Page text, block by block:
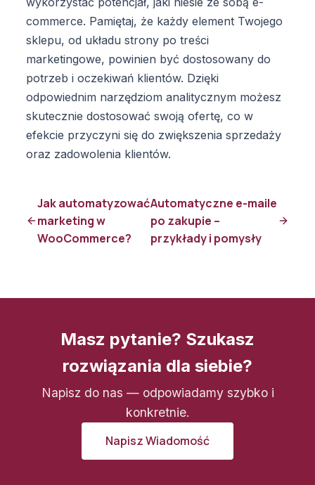
commerce. Pamiętaj, że każdy element Twojego
sklepu, od układu strony po treści
marketingowe, powinien być dostosowany do
potrzeb i oczekiwań klientów. Dzięki
odpowiednim narzędziom analitycznym możesz
skutecznie dostosować swoją ofertę, co w
efekcie przyczyni się do zwiększenia sprzedaży
oraz zadowolenia klientów.
Jak automatyzować
marketing w
WooCommerce?
Automatyczne e-maile
po zakupie –
przykłady i pomysły
Masz pytanie? Szukasz
rozwiązania dla siebie?
Napisz do nas — odpowiadamy szybko i
konkretnie.
Napisz Wiadomość